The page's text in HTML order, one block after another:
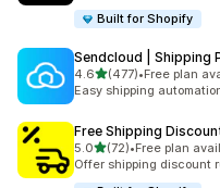
Built for Shopify
Sendcloud | Shipping
4.65つ星中
(477)
合計レビュー数：477件
•Free plan
Easy shipping
Free Shipping
5.05つ星中
(72)
合計レビュー数：72件
•Free plan
Offer shipping discount